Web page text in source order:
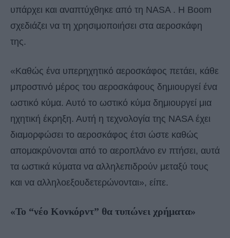
υπάρχει και αναπτύχθηκε από τη NASA . Η Boom
σχεδιάζει να τη χρησιμοποιήσει στα αεροσκάφη
της.
«Καθώς ένα υπερηχητικό αεροσκάφος πετάει, κάθε
μπροστινό μέρος του αεροσκάφους δημιουργεί ένα
ωστικό κύμα. Αυτό το ωστικό κύμα δημιουργεί μια
ηχητική έκρηξη. Αυτή η τεχνολογία της NASA έχει
διαμορφώσει το αεροσκάφος έτσι ώστε καθώς
απομακρύνονται από το αεροπλάνο εν πτήσει, αυτά
τα ωστικά κύματα να αλληλεπιδρούν μεταξύ τους
και να αλληλοεξουδετερώνονται», είπε.
«Το “νέο Κονκόρντ” θα τυπώνει χρήματα»